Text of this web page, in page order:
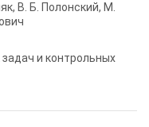
В. Б. Полонский, М.
и контрольных